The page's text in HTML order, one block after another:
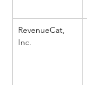
RevenueCat,
Inc.